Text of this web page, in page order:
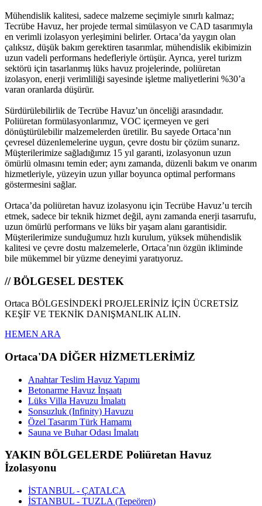
Mühendislik kalitesi, sadece malzeme seçimiyle sınırlı kalmaz;
Tecrübe Havuz, her projede termal simülasyon ve CAD tasarımıyla
en verimli izolasyon yerleşimini belirler. Ortaca’da yaygın olan
çalıksız, düşük bakım gerektiren tasarımlar, mühendislik ekibimizin
uzun vadeli performans hedefleriyle örtüşür. Ayrıca, yerel turizm
sektörü için tasarlanmış lüks havuz projelerinde, poliüretan
izolasyon, enerji verimliliği sayesinde işletme maliyetlerini %30’a
varan oranlarda düşürür.
Sürdürülebilirlik de Tecrübe Havuz’un önceliği arasındadır.
Poliüretan formülasyonlarımız, VOC içermeyen ve geri
dönüştürülebilir malzemelerden üretilir. Bu sayede Ortaca’nın
çevresel düzenlemelerine uygun, çevre dostu bir çözüm sunarız.
Müşterilerimize sağladığımız 15 yıl garanti, izolasyonun uzun
ömürlü olmasını temin eder; aynı zamanda, düzenli bakım ve onarım
hizmetleriyle, yüzeyin uzun yıllar boyunca optimal performans
göstermesini sağlar.
Ortaca’da poliüretan havuz izolasyonu için Tecrübe Havuz’u tercih
etmek, sadece bir teknik hizmet değil, aynı zamanda enerji tasarrufu,
uzun ömürlü performans ve lüks bir yaşam alanı garantisidir.
Müşterilerimize sunduğumuz hızlı kurulum, yüksek mühendislik
kalitesi ve çevre dostu malzemelerle, Ortaca’nın özgün ikliminde
bile mükemmel bir yüzme deneyimi yaratıyoruz.
// BÖLGESEL DESTEK
Ortaca BÖLGESİNDEKİ PROJELERİNİZ İÇİN ÜCRETSİZ
KEŞİF VE TEKNİK DANIŞMANLIK ALIN.
HEMEN ARA
Ortaca'DA DİĞER HİZMETLERİMİZ
Anahtar Teslim Havuz Yapımı
Betonarme Havuz İnşaatı
Lüks Villa Havuzu İmalatı
Sonsuzluk (Infinity) Havuzu
Özel Tasarım Türk Hamamı
Sauna ve Buhar Odası İmalatı
YAKIN BÖLGELERDE Poliüretan Havuz
İzolasyonu
İSTANBUL - ÇATALCA
İSTANBUL - TUZLA (Tepeören)